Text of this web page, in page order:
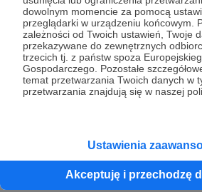
dowolnym momencie za pomocą
przeglądarki w urządzeniu końcowym.
zależności od Twoich ustawień, Twoje
przekazywane do zewnętrznych
trzecich tj. z państw spoza
Gospodarczego. Pozostałe
temat przetwarzania Twoich danych w
przetwarzania znajdują się w naszej
Ustawienia
Akceptuję i przechodzę
Dołącz do grona
Wesprzyj działalność Autora
teraz!
Zostań
Promowani autorzy